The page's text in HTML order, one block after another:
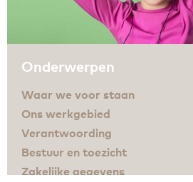
Onderwerpen
Waar we voor staan
Ons werkgebied
Verantwoording
Bestuur en toezicht
Zakelijke gegevens